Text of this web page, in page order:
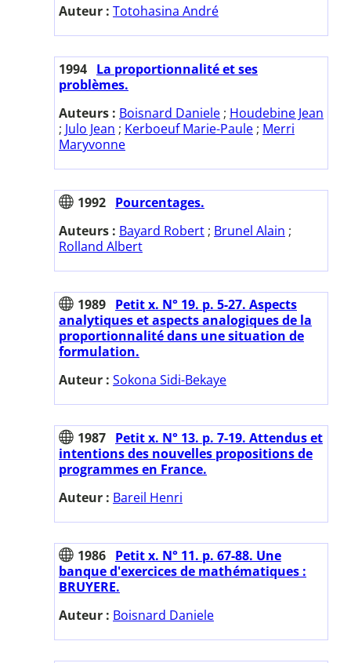
Auteur : Totohasina André
1994 La proportionnalité et ses
problèmes.
Auteurs : Boisnard Daniele ; Houdebine Jean
; Julo Jean ; Kerboeuf Marie-Paule ; Merri
Maryvonne
1992 Pourcentages.
Auteurs : Bayard Robert ; Brunel Alain ;
Rolland Albert
1989 Petit x. N° 19. p. 5-27. Aspects
analytiques et aspects analogiques de la
proportionnalité dans une situation de
formulation.
Auteur : Sokona Sidi-Bekaye
1987 Petit x. N° 13. p. 7-19. Attendus et
intentions des nouvelles propositions de
programmes en France.
Auteur : Bareil Henri
1986 Petit x. N° 11. p. 67-88. Une
banque d'exercices de mathématiques :
BRUYERE.
Auteur : Boisnard Daniele